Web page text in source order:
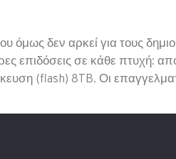
δεν αρκεί για τους
επιδόσεις σε κάθε πτυχή:
(flash) 8TB. Οι